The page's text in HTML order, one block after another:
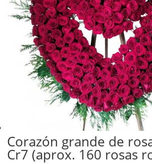
Corazón grande de
Cr7 (aprox. 160 rosas